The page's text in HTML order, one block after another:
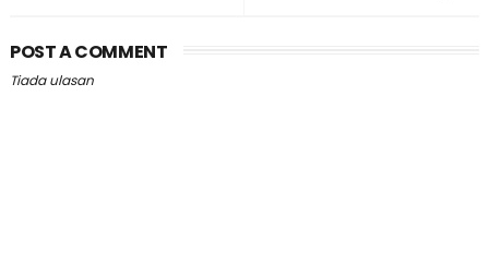
POST A COMMENT
Tiada ulasan